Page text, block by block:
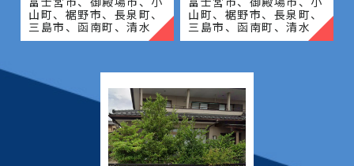
山町、裾野市、長泉町、
三島市、函南町、清水
町、沼津市、熱海市、伊
町、河津町、松崎町、下
田市、
山町、裾野市、長泉町、
三島市、函南町、清水
町、沼津市、熱海市、伊
町、河津町、松崎町、下
田市、